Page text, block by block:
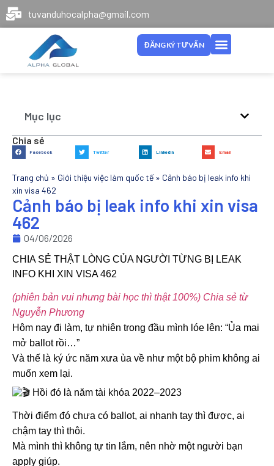
tuvanduhocalpha@gmail.com
ĐĂNG KÝ TƯ VẤN
Mục lục
Chia sẻ
Facebook Twitter LinkedIn Email
Trang chủ » Giới thiệu việc làm quốc tế » Cảnh báo bị leak info khi
xin visa 462
Cảnh báo bị leak info khi xin visa
462
04/06/2026
CHIA SẺ THẬT LÒNG CỦA NGƯỜI TỪNG BỊ LEAK
INFO KHI XIN VISA 462
(phiên bản vui nhưng bài học thì thật 100%) Chia sẻ từ
Nguyễn Phương
Hôm nay đi làm, tự nhiên trong đầu mình lóe lên: “Ủa mai
mở ballot rồi…”
Và thế là ký ức năm xưa ùa về như một bộ phim không ai
muốn xem lại.
Hồi đó là năm tài khóa 2022–2023
Thời điểm đó chưa có ballot, ai nhanh tay thì được, ai
chậm tay thì thôi.
Mà mình thì không tự tin lắm, nên nhờ một người bạn
apply giúp.